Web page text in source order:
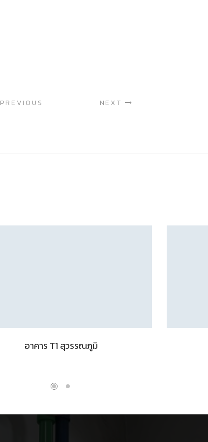
PREVIOUS NEXT
อาคาร T1 สุวรรณภูมิ